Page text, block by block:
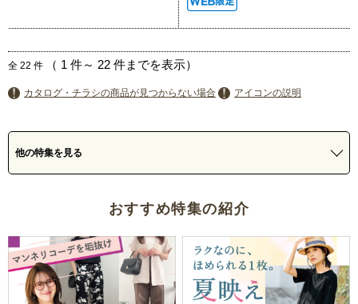
全 22 件 （ 1 件～ 22 件までを表示）
カタログ・チラシの商品が見つからない場合 アイコンの説明
他の特集を見る
おすすめ特集の紹介